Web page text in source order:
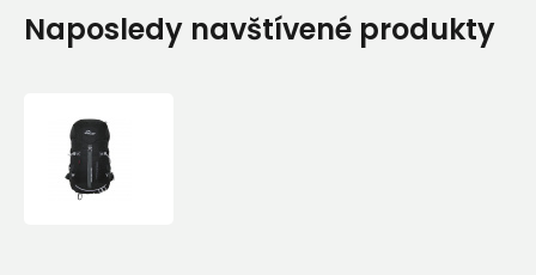
Naposledy navštívené produkty